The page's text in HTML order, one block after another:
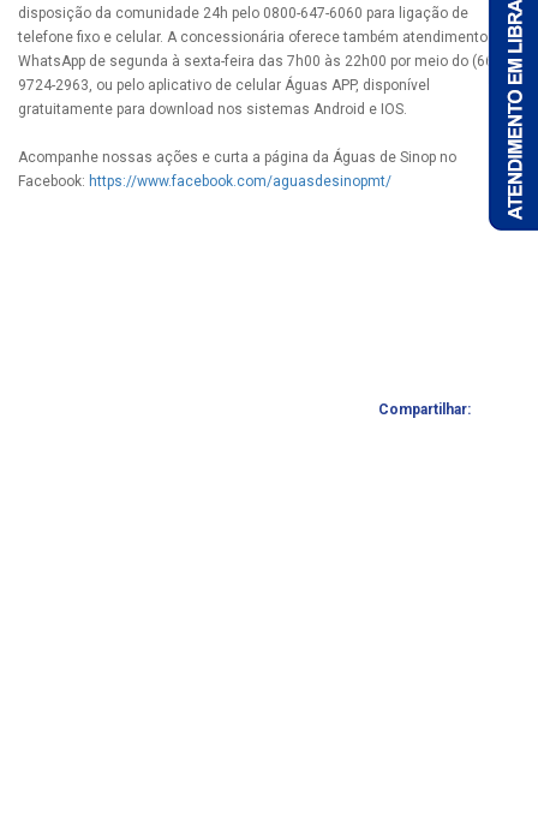
disposição da comunidade 24h pelo 0800-647-6060 para ligação de
telefone fixo e celular. A concessionária oferece também atendimento via
WhatsApp de segunda à sexta-feira das 7h00 às 22h00 por meio do (66) 9
9724-2963, ou pelo aplicativo de celular Águas APP, disponível
gratuitamente para download nos sistemas Android e IOS.
Acompanhe nossas ações e curta a página da Águas de Sinop no
Facebook: https://www.facebook.com/aguasdesinopmt/
Compartilhar: